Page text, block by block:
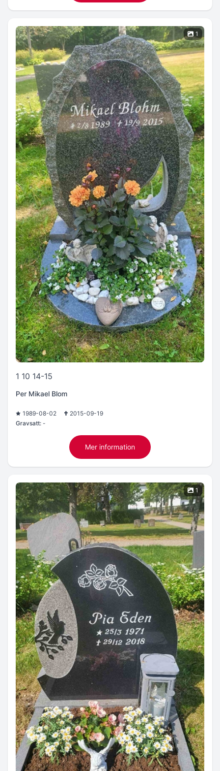
1
1 10 14-15
Per Mikael Blom
1989-08-02
2015-09-19
Gravsatt: -
Mer information
1